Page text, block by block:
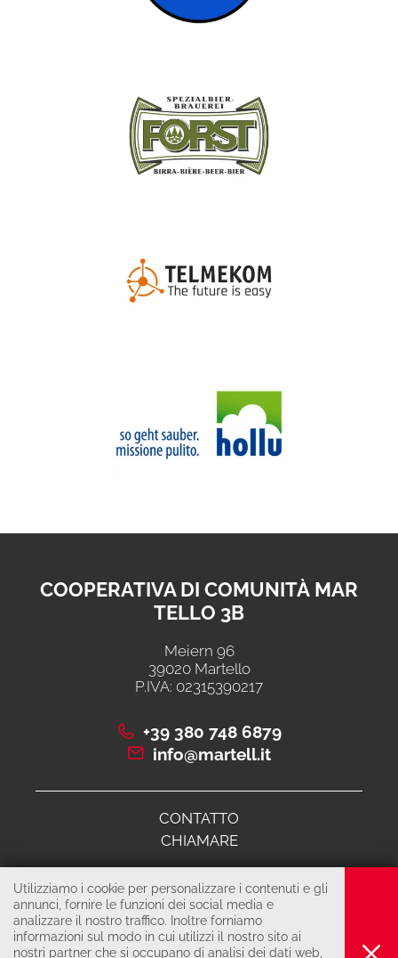
COOPERATIVA DI COMUNITÀ MAR
TELLO 3B
Meiern 96
39020 Martello
P.IVA: 02315390217
+39 380 748 6879
info@martell.it
CONTATTO
CHIAMARE
© 2026 Cooperativa di comunità martello 3B
COLOPHON
PRIVACY & COOKIES
Utilizziamo i cookie per personalizzare i contenuti e gli
annunci, fornire le funzioni dei social media e
analizzare il nostro traffico. Inoltre forniamo
informazioni sul modo in cui utilizzi il nostro sito ai
nostri partner che si occupano di analisi dei dati web,